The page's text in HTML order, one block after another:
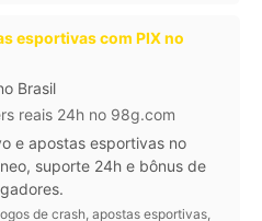
esportivas com PIX no
Brasil
reais 24h no 98g.com
e apostas esportivas no
suporte 24h e bônus de
de crash, apostas esportivas,